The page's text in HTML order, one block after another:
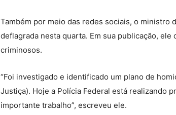
Também por meio das redes sociais, o ministro
deflagrada nesta quarta. Em sua publicação,
criminosos.
“Foi investigado e identificado um plano de
Justiça). Hoje a Polícia Federal está realizando
importante trabalho”, escreveu ele.